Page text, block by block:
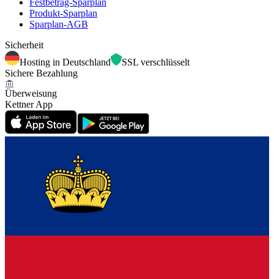
Produkt-Sparplan
Sparplan-AGB
Sicherheit
Hosting in Deutschland
SSL verschlüsselt
Sichere Bezahlung
Überweisung
Kettner App